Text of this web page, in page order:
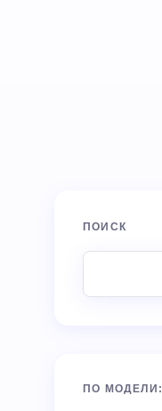
ПОИСК
ПО МОДЕЛИ: